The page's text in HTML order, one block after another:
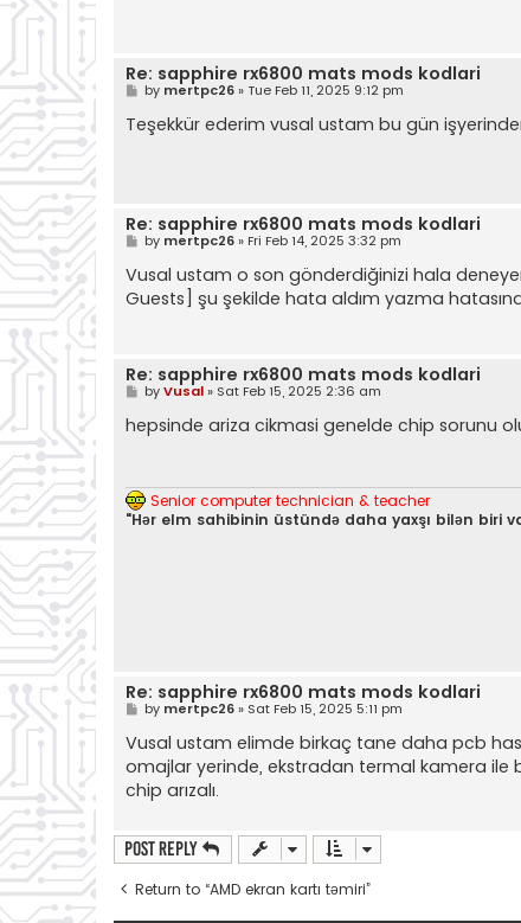
Re: sapphire rx6800 mats mods kodlari
P
s
t
by mertpc26» Tue Feb 11, 2025 9:12 pm
Teşekkür ederim vusal ustam bu gün
Re: sapphire rx6800 mats mods kodlari
P
s
t
by mertpc26» Fri Feb 14, 2025 3:32 pm
Vusal ustam o son gönderdiğinizi hala
Guests] şu şekilde hata aldım yazma
Re: sapphire rx6800 mats mods kodlari
P
s
t
byVusal» Sat Feb 15, 2025 2:36 am
hepsinde ariza cikmasi genelde chip sorunu
Senior computer technician & teacher
"Hər elm sahibinin üstündə daha yaxşı bilən biri
Re: sapphire rx6800 mats mods kodlari
P
s
t
by mertpc26» Sat Feb 15, 2025 5:11 pm
Vusal ustam elimde birkaç tane daha pcb
omajlar yerinde, ekstradan termal kamera ile
chip arızalı.
Post Reply
Return to “AMD ekran kartı təmiri”